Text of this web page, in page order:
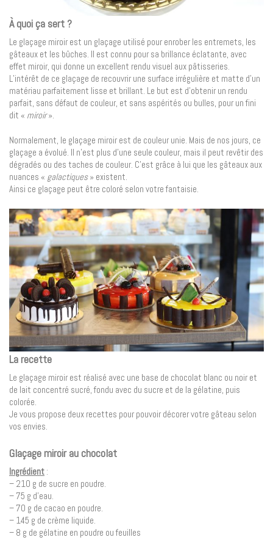
À quoi ça sert ?
Le glaçage miroir est un glaçage utilisé pour enrober les entremets, les
gâteaux et les bûches. Il est connu pour sa brillance éclatante, avec
effet miroir, qui donne un excellent rendu visuel aux pâtisseries.
L’intérêt de ce glaçage de recouvrir une surface irrégulière et matte d’un
matériau parfaitement lisse et brillant. Le but est d’obtenir un rendu
parfait, sans défaut de couleur, et sans aspérités ou bulles, pour un fini
dit « miroir».
Normalement, le glaçage miroir est de couleur unie. Mais de nos jours, ce
glaçage a évolué. Il n’est plus d’une seule couleur, mais il peut revêtir des
dégradés ou des taches de couleur. C’est grâce à lui que les gâteaux aux
nuances « galactiques» existent.
Ainsi ce glaçage peut être coloré selon votre fantaisie.
La recette
Le glaçage miroir est réalisé avec une base de chocolat blanc ou noir et
de lait concentré sucré, fondu avec du sucre et de la gélatine, puis
colorée.
Je vous propose deux recettes pour pouvoir décorer votre gâteau selon
vos envies.
Glaçage miroir au chocolat
Ingrédient :
– 210 g de sucre en poudre.
– 75 g d’eau.
– 70 g de cacao en poudre.
– 145 g de crème liquide.
– 8 g de gélatine en poudre ou feuilles